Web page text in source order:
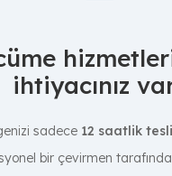
ihtiyacınız
sadece 12 saatlik
bir çevirmen